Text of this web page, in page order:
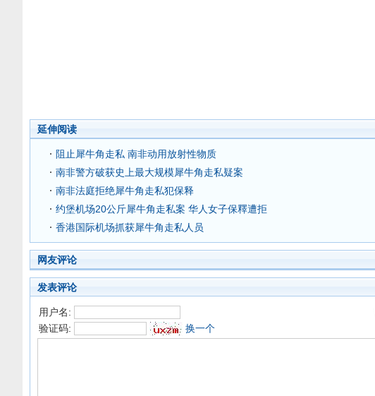
延伸阅读
阻止犀牛角走私 南非动用放射性物质
南非警方破获史上最大规模犀牛角走私疑案
南非法庭拒绝犀牛角走私犯保释
约堡机场20公斤犀牛角走私案 华人女子保釋遭拒
香港国际机场抓获犀牛角走私人员
网友评论
发表评论
用户名:
验证码:
换一个